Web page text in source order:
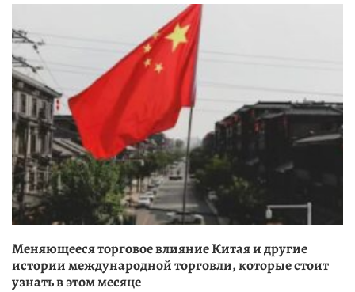
Меняющееся торговое влияние Китая и другие
истории международной торговли, которые стоит
узнать в этом месяце